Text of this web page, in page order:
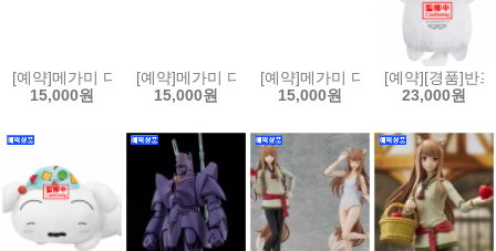
[예약]메가미 디바이스 M.S.G 10 페이스 세트 PUNI MOFU 01 스킨
15,000원
[예약]메가미 디바이스 M.S.G 10 페이스 세트
15,000원
[예약]메가미 디바이스 M.S.G 10
15,000원
[예약][경품]반
23,000원